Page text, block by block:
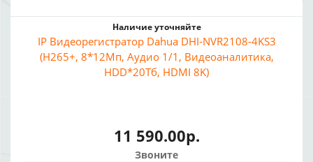
Наличие уточняйте
IP Видеорегистратор Dahua DHI-NVR2108-4KS3
(H265+, 8*12Мп, Аудио 1/1, Видеоаналитика,
HDD*20Тб, HDMI 8K)
11 590.00р.
Звоните